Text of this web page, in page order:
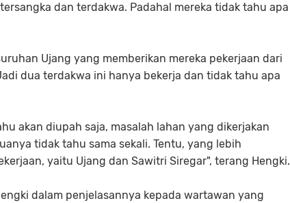
dan terdakwa. Padahal mereka tidak tahu apa
Ujang yang memberikan mereka pekerjaan dari
dua terdakwa ini hanya bekerja dan tidak tahu apa
akan diupah saja, masalah lahan yang dikerjakan
tidak tahu sama sekali. Tentu, yang lebih
yaitu Ujang dan Sawitri Siregar", terang Hengki.
dalam penjelasannya kepada wartawan yang